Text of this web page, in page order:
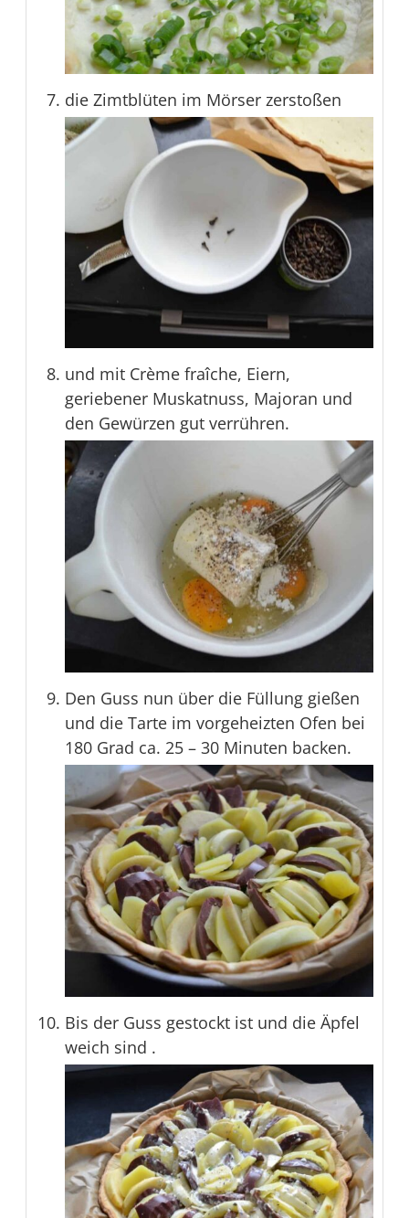
die Zimtblüten im Mörser zerstoßen
und mit Crème fraîche, Eiern,
geriebener Muskatnuss, Majoran und
den Gewürzen gut verrühren.
Den Guss nun über die Füllung gießen
und die Tarte im vorgeheizten Ofen bei
180 Grad ca. 25 – 30 Minuten backen.
Bis der Guss gestockt ist und die Äpfel
weich sind .